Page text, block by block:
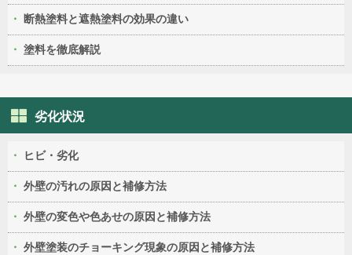
断熱塗料と遮熱塗料の効果の違い
塗料を徹底解説
劣化状況
ヒビ・劣化
外壁の汚れの原因と補修方法
外壁の変色や色あせの原因と補修方法
外壁塗装のチョーキング現象の原因と補修方法